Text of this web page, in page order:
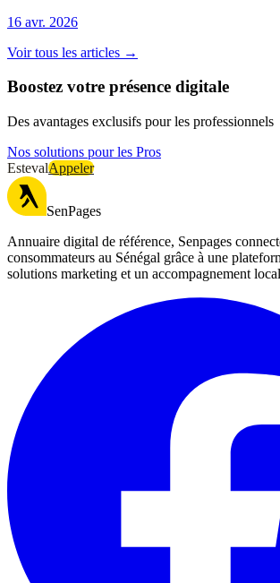
16 avr. 2026
Voir tous les articles →
Boostez votre présence digitale
Des avantages exclusifs pour les professionnels
Nos solutions pour les Pros
EstevalAppeler
SenPages
Annuaire digital de référence, Senpages
consommateurs au Sénégal grâce à une
solutions marketing et un accompagnement